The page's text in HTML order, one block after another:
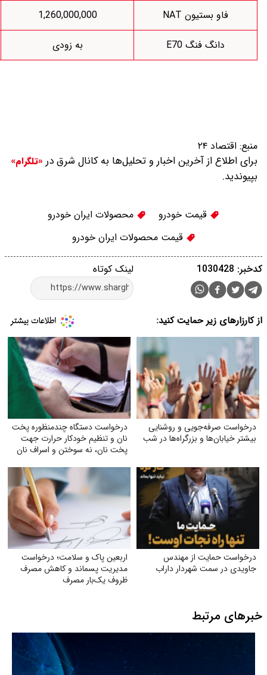
1,260,000,000
1,235,000,000
به زودی
1,010,500,000
و تحلیل‌ها به کانال شرق در«تلگرام»
محصولات ایران خودرو
محصولات ایران خودرو
لینک کوتاه
در شب
درخواست دستگاه چندمنظوره پخت
نان و تنظیم خودکار حرارت جهت
پخت نان، نه سوختن و اسراف نان
اربعین پاک و سلامت؛ درخواست
مدیریت پسماند و کاهش مصرف